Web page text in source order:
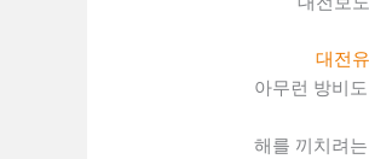
대전
아무런 방비
해를 끼치려